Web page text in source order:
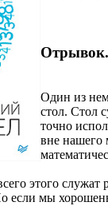
Один из
стол. Стол
точно
вне нашего
этого
мы